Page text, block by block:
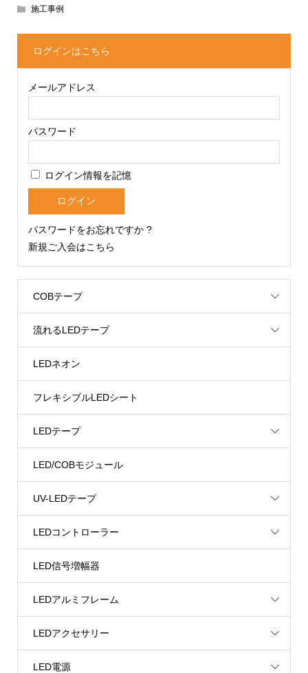
施工事例
ログインはこちら
メールアドレス
パスワード
ログイン情報を記憶
パスワードをお忘れですか ?
新規ご入会はこちら
COBテープ
流れるLEDテープ
LEDネオン
フレキシブルLEDシート
LEDテープ
LED/COBモジュール
UV-LEDテープ
LEDコントローラー
LED信号増幅器
LEDアルミフレーム
LEDアクセサリー
LED電源